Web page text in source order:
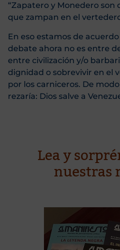
“Zapatero y Monedero son
que zampan en el
En eso estamos de
debate ahora no es entre
entre civilización y/o
dignidad o sobrevivir en el
por los carniceros. De
rezaría: Dios salve a
Lea y
nuestras